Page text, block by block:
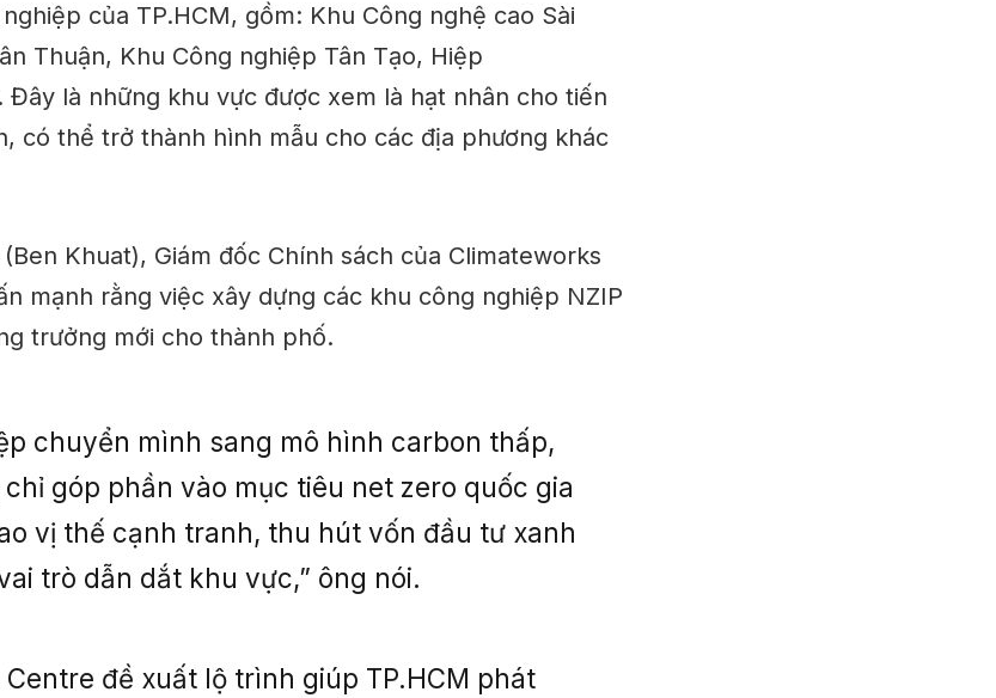
của TP.HCM, gồm: Khu Công nghệ cao Sài
Thuận, Khu Công nghiệp Tân Tạo, Hiệp
Đây là những khu vực được xem là hạt nhân cho tiến
có thể trở thành hình mẫu cho các địa phương khác
Khuat), Giám đốc Chính sách của Climateworks
mạnh rằng việc xây dựng các khu công nghiệp NZIP
trưởng mới cho thành phố.
chuyển mình sang mô hình carbon thấp,
chỉ góp phần vào mục tiêu net zero quốc gia
vị thế cạnh tranh, thu hút vốn đầu tư xanh
trò dẫn dắt khu vực,” ông nói.